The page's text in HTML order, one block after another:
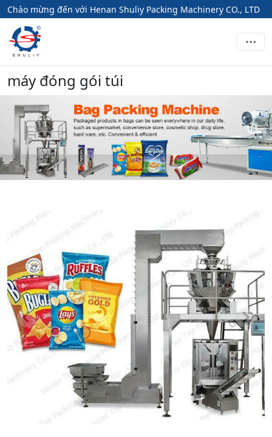
Chào mừng đến với Henan Shuliy Packing Machinery CO., LTD
máy đóng gói túi